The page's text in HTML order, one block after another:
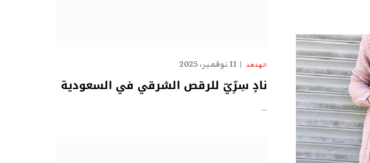
الهدهد 11 نوفمبر، 2025
نادٍ سِرِّيّ للرقص الشرقي في السعودية
…